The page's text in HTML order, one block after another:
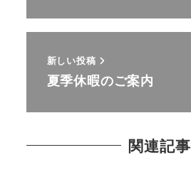
新しい投稿
夏季休暇のご案内
関連記事